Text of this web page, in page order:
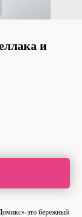
и
это бережный